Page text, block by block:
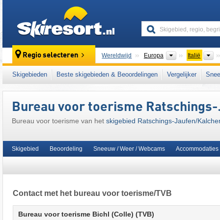
Regio selecteren Wereldwijd Europa Continenten
Italië
Dit skigebied ligt ook in: Südtirol Skiarena
centrale deel van de oostelijke Alpen
Skigebieden Beste skigebieden & Beoordelingen Vergelijker
Bureau voor toerisme
Bureau voor toerisme van het skigebied Ratschings-Jaufen/​
Skigebied Beoordeling Sneeuw / Weer / Webcams Accommodaties
Contact met het bureau voor toerisme/TVB
Bureau voor toerisme Bichl (Colle) (TVB)